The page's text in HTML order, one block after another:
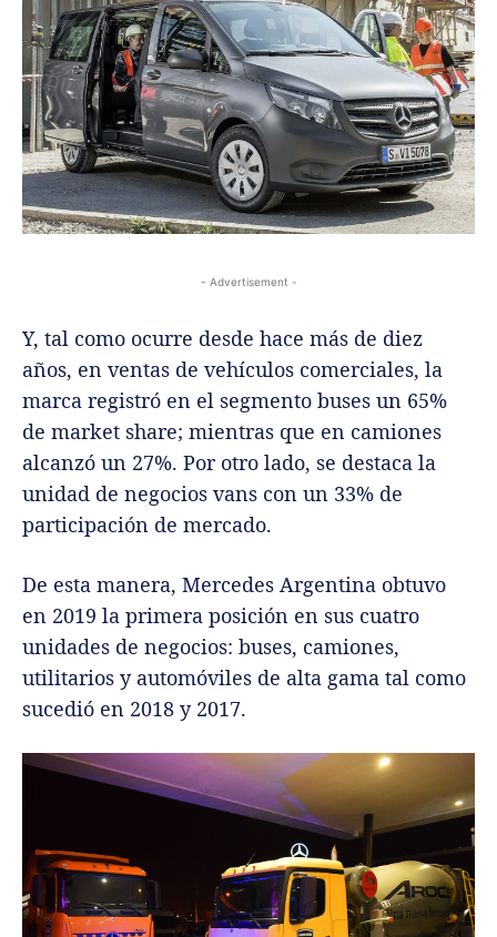
- Advertisement -
Y, tal como ocurre desde hace más de diez
años, en ventas de vehículos comerciales, la
marca registró en el segmento buses un 65%
de market share; mientras que en camiones
alcanzó un 27%. Por otro lado, se destaca la
unidad de negocios vans con un 33% de
participación de mercado.
De esta manera, Mercedes Argentina obtuvo
en 2019 la primera posición en sus cuatro
unidades de negocios: buses, camiones,
utilitarios y automóviles de alta gama tal como
sucedió en 2018 y 2017.